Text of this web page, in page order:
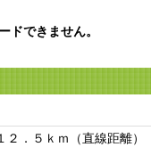
ドできません。
２．５ｋｍ（直線距離）